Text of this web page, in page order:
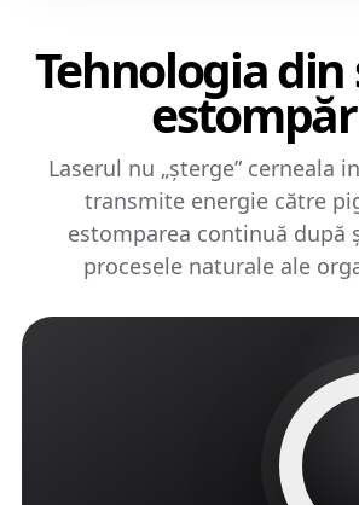
Tehnologia din
Laserul nu „șterge” cerneala
transmite energie către
estomparea continuă după
procesele naturale ale